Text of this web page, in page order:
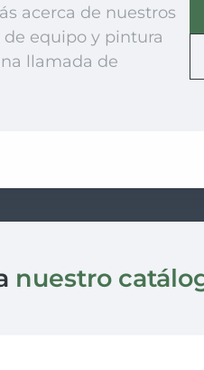
acerca de nuestros
equipo y pintura
llamada de
nuestro